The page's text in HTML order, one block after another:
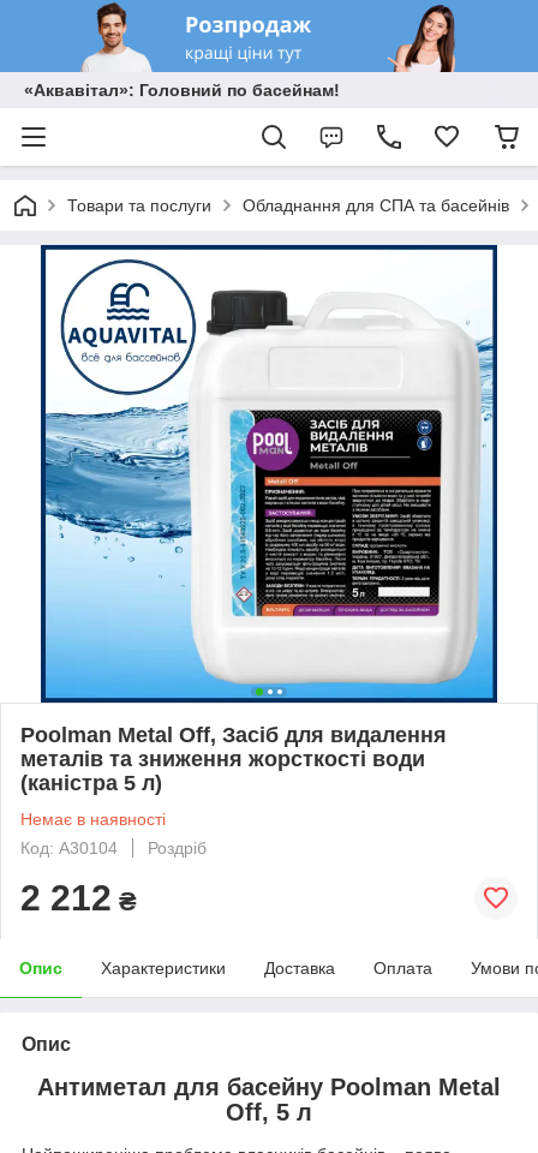
«Аквавітал»: Головний по басейнам!
Товари та послуги Обладнання для СПА та басейнів
Poolman Metal Off, Засіб для видалення
металів та зниження жорсткості води
(каністра 5 л)
Немає в наявності
Код: А30104
Роздріб
2 212 ₴
Опис Характеристики Доставка Оплата Умови
Опис
Антиметал для басейну Poolman Metal
Off, 5 л